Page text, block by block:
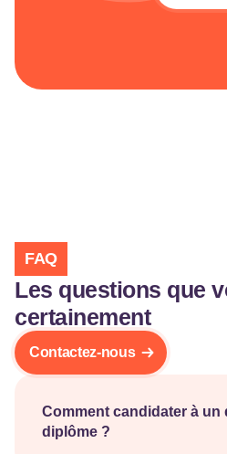
FAQ
Les questions que
certainement
Contactez-nous
Comment candidater à un
diplôme ?